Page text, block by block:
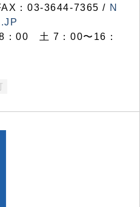
：03-3644-7365 / N
：00 土 7：00〜16：